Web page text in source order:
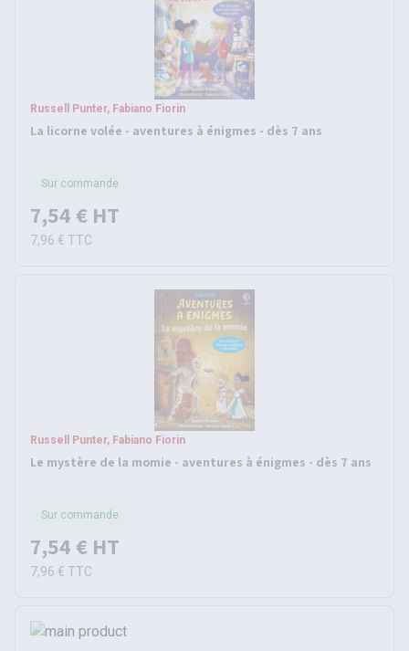
Russell Punter, Fabiano Fiorin
La licorne volée - aventures à énigmes - dès 7 ans
Sur commande
7,54 € HT
7,96 € TTC
Russell Punter, Fabiano Fiorin
Le mystère de la momie - aventures à énigmes - dès 7 ans
Sur commande
7,54 € HT
7,96 € TTC